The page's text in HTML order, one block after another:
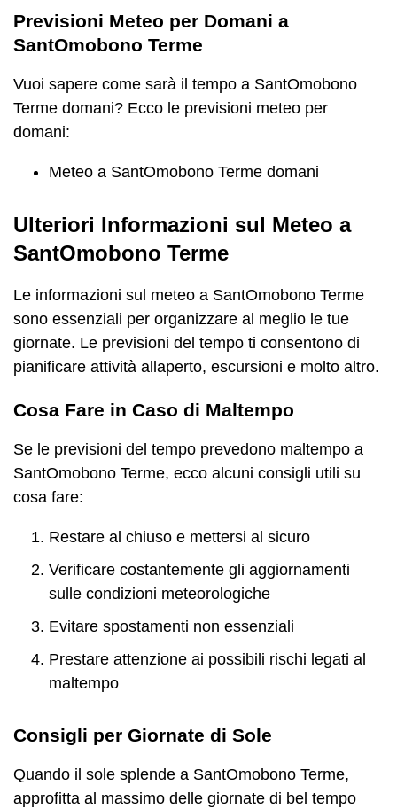
Previsioni Meteo per Domani a
SantOmobono Terme
Vuoi sapere come sarà il tempo a SantOmobono
Terme domani? Ecco le previsioni meteo per
domani:
Meteo a SantOmobono Terme domani
Ulteriori Informazioni sul Meteo a
SantOmobono Terme
Le informazioni sul meteo a SantOmobono Terme
sono essenziali per organizzare al meglio le tue
giornate. Le previsioni del tempo ti consentono di
pianificare attività allaperto, escursioni e molto altro.
Cosa Fare in Caso di Maltempo
Se le previsioni del tempo prevedono maltempo a
SantOmobono Terme, ecco alcuni consigli utili su
cosa fare:
Restare al chiuso e mettersi al sicuro
Verificare costantemente gli aggiornamenti
sulle condizioni meteorologiche
Evitare spostamenti non essenziali
Prestare attenzione ai possibili rischi legati al
maltempo
Consigli per Giornate di Sole
Quando il sole splende a SantOmobono Terme,
approfitta al massimo delle giornate di bel tempo